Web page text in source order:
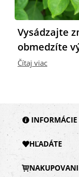
Vysádzajte
obmedzíte
Čítaj viac
INFORMÁCIE
HĽADÁTE